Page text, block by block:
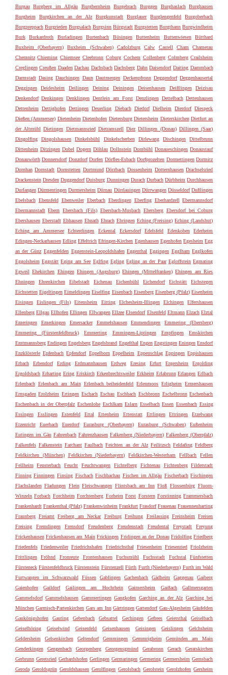
Burgau
Burgberg im Allgäu Burgbernheim Burgebrach Burggen Burghaslach
Burghausen
Burgheim
Burgkirchen an der Alz Burgkunstadt Burglauer Burglengenfeld
Burgoberbach
Burgpreppach Burgrieden Burgsalach Burgsinn Bürgstadt Burgstetten Burgthann Burgwindheim
Burk
Burkardroth Burladingen Burtenbach Büsingen Buttenheim Buttenwiesen
Bütthard
Buxheim (Oberbayern)
Buxheim (Schwaben) Cadolzburg Calw Castell Cham
Chamerau
Chemnitz Chieming Chiemsee Cleebronn Coburg Cochem Collenberg Colmberg Crailsheim
Creglingen Creußen Daaden Dachau Dachsbach Dachsberg Dahn Daisendorf Daiting Dammbach
Darmstadt Dasing Dauchingen Daun Dautmergen Deckenpfronn Deggendorf Deggenhausertal
Deggingen
Deidesheim Deilingen Deining Deiningen Deisenhausen Deißlingen
Deizisau
Denkendorf Denkingen Denklingen Dentlein am Forst Denzlingen Dettelbach Dettenhausen
Dettenheim
Dettighofen Dettingen Deuerling Diebach Diedorf Dielheim Dierdorf Diespeck
Dießen (Ammersee) Dietenheim Dietenhofen Dietersburg Dietersheim Dieterskirchen Dietfurt an
der Altmühl Dietingen Dietmannsried Dietramszell Diez Dillingen (Donau) Dillingen (Saar)
Dingolfing
Dingolshausen Dinkelsbühl Dinkelscherben Dirlewang Dischingen
Dittelbrunn
Dittenheim Ditzingen Dobel Dogern Döhlau Dollnstein Dombühl Donaueschingen Donaustauf
Donauwörth Donnersdorf Donzdorf Dorfen Dörfles-Esbach Dorfprozelten Dormettingen Dormitz
Dornhan Dornstadt Dornstetten Dortmund Dörzbach Dossenheim Dotternhausen Drachselsried
Drackenstein Dresden Duggendorf Duisburg Dunningen Durach Durbach Dürbheim Durchhausen
Durlangen Dürmentingen Durmersheim Dürnau Dürrlauingen Dürrwangen Düsseldorf Dußlingen
Ebelsbach Ebensfeld Ebenweiler Eberbach Eberdingen Eberfing Eberhardzell Ebermannsdorf
Ebermannstadt Ebern Ebersbach (Fils) Ebersbach-Musbach Ebersberg Ebersdorf bei Coburg
Ebershausen Eberstadt Ebhausen Ebnath Ebrach Ebringen Eching (Freising) Eching (Landshut)
Eching am Ammersee
Echterdingen Eckental Eckersdorf Edelsfeld Edenkoben
Ederheim
Edingen-Neckarhausen Edling Effeltrich Efringen-Kirchen Egenhausen Egenhofen Egesheim Egg
an der Günz Eggenfelden Eggenstein-Leopoldshafen Eggenthal Eggingen Egglham Egglkofen
Eggolsheim Eggstätt Eging am See Eglfing Egling Egling an der Paar Egloffstein Egmating
Egweil Ehekirchen Ehingen Ehingen (Augsburg) Ehingen (Mittelfranken) Ehingen am Ries
Ehningen
Ehrenkirchen Eibelstadt Eichenau Eichenbühl Eichendorf Eichstätt
Eichstegen
Eichstetten Eigeltingen Eimeldingen Eiselfing Eisenbach Eisenberg Eisenberg (Pfalz) Eisenheim
Eisingen
Eislingen (Fils) Eitensheim Eitting Elchesheim-Illingen Elchingen
Elfershausen
Ellenberg Ellgau Ellhofen Ellingen Ellwangen Ellzee Elsendorf Elsenfeld Eltmann Elzach Elztal
Emeringen
Emerkingen Emersacker Emmelshausen Emmendingen
Emmering (Ebersberg)
Emmering (Fürstenfeldbruck)
Emmerting Emmingen-Liptingen Empfingen
Emskirchen
Emtmannsberg Endingen Engelsberg Engelsbrand Engelthal Engen Engstingen Eningen Ensdorf
Enzklösterle Epfenbach Epfendorf Eppelborn Eppelheim Eppenschlag Eppingen Eppishausen
Erbach
Erbendorf Erding Erdmannhausen Erdweg Eresing Erfurt Ergersheim
Ergolding
Ergoldsbach Erharting Ering Eriskirch Erkenbrechtsweiler Erkheim Erlabrunn Erlangen Erlbach
Erlenbach Erlenbach am Main Erlenbach beiheidenfeld Erlenmoos Erligheim
Ermershausen
Ernsgaden Erolzheim Ertingen Eschach Eschau Eschbach Eschbronn Eschelbronn Eschenbach
Eschenbach in der Oberpfalz Eschenlohe Eschlkam Eslarn Esselbach Essen Essenbach Essing
Essingen
Esslingen Estenfeld Ettal Ettenheim Ettenstatt Ettlingen Ettringen
Etzelwang
Etzenricht
Euerbach Euerdorf Eurasburg (Oberbayern) Eurasburg (Schwaben)
Eußenheim
Eutingen im Gäu Fahrenbach Fahrenzhausen Falkenberg (Niederbayern) Falkenberg (Oberpfalz)
Falkenfels Falkenstein Farchant Faulbach Feichten an der Alz Feilitzsch Feldafing Feldberg
Feldkirchen (München)
Feldkirchen (Niederbayern) Feldkirchen-Westerham Fellbach
Fellen
Fellheim
Fensterbach Feucht Feuchtwangen Fichtelberg Fichtenau Fichtenberg
Filderstadt
Finning Finningen Finsing Fischach Fischbachau Fischen im Allgäu Fischerbach Fischingen
Flachslanden Fladungen Flein Fleischwangen Flintsbach am Inn Floß Flossenbürg Fluorn-
Winzeln Forbach Forchheim Forchtenberg Forheim Forst Forstern Forstinning Frammersbach
Frankenhardt Frankenthal (Pfalz) Frankenwinheim Frankfurt Frasdorf Frauenau Frauenneuharting
Fraunberg Freiamt Freiberg am Neckar Freiburg Freihung Freilassing Freinsheim
Freisen
Freising
Fremdingen Frensdorf Freudenberg Freudenstadt Freudental Freystadt
Freyung
Frickenhausen Frickenhausen am Main Frickingen Fridingen an der Donau Fridolfing Friedberg
Friedenfels Friedenweiler Friedrichshafen Friedrichsthal Friesenheim Friesenried Friolzheim
Frittlingen
Fröhnd Fronreute Frontenhausen Fuchsmühl Fuchsstadt Fuchstal
Fünfstetten
Fürsteneck Fürstenfeldbruck Fürstenstein Fürstenzell Fürth Furth (Niederbayern) Furth im Wald
Furtwangen im Schwarzwald
Füssen Gablingen Gachenbach Gädheim Gaggenau
Gaiberg
Gaienhofen
Gaildorf Gailingen am Hochrhein Gaimersheim Gaißach
Gallmersgarten
Gammelsdorf Gammelshausen Gammertingen Gangkofen Garching an der Alz Garching bei
München Garmisch-Partenkirchen Gars am Inn Gärtringen Gattendorf Gau-Algesheim Gäufelden
Gaukönigshofen
Gauting Gebenbach Gebsattel Gechingen Gefrees Geiersthal
Geiselbach
Geiselhöring
Geiselwind Geisenfeld Geisenhausen Geisingen Geislingen
Gelchsheim
Geldersheim
Gelsenkirchen Geltendorf Gemmingen Gemmrigheim
Gemünden am Main
Genderkingen
Gengenbach Georgenberg Georgensgmünd Gerabronn Gerach
Geratskirchen
Gerbrunn Geretsried Gerhardshofen Gerlingen Germaringen Germering Germersheim Gernsbach
Geroda Geroldsgrün Geroldshausen Gerolfingen Gerolsbach Gerolstein Gerolzhofen Gersheim